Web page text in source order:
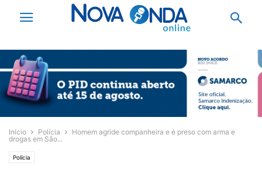
Início Polícia
Homem agride companheira e é preso com arma e
drogas em São...
Polícia